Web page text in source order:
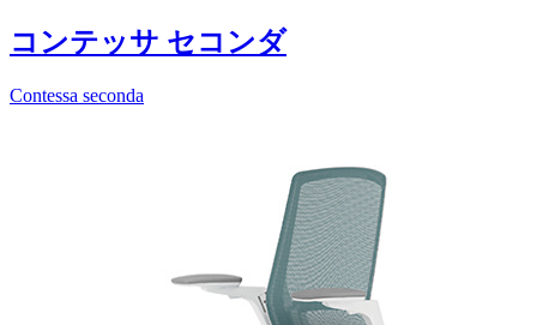
コンテッサ セコンダ
Contessa seconda